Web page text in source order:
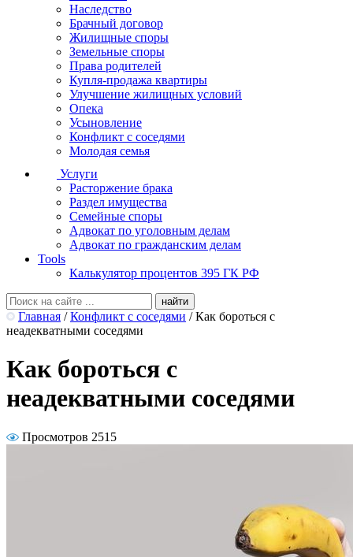
Наследство
Брачный договор
Жилищные споры
Земельные споры
Права родителей
Купля-продажа квартиры
Улучшение жилищных условий
Опека
Усыновление
Конфликт с соседями
Молодая семья
Услуги
Расторжение брака
Раздел имущества
Семейные споры
Адвокат по уголовным делам
Адвокат по гражданским делам
Tools
Калькулятор процентов 395 ГК РФ
Главная / Конфликт с соседями / Как бороться с
неадекватными соседями
Как бороться с
неадекватными соседями
Просмотров 2515